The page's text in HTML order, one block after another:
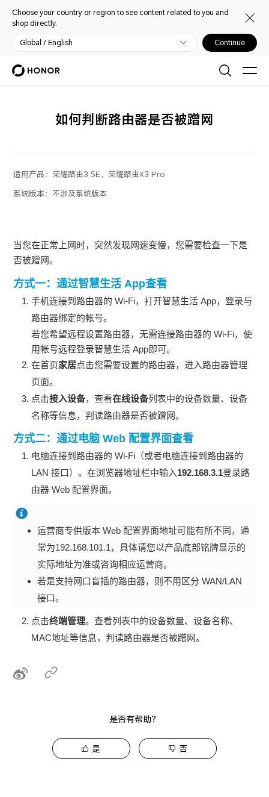
Choose your country or region to see content related to you and
shop directly.
Global / English Continue
如何判断路由器是否被蹭网
适用产品： 荣耀路由3 SE，荣耀路由X3 Pro
系统版本：不涉及系统版本
当您在正常上网时，突然发现网速变慢，您需要检查一下是
否被蹭网。
方式一：通过智慧生活 App查看
手机连接到路由器的 Wi-Fi，打开智慧生活 App，登录与
路由器绑定的帐号。
若您希望远程设置路由器，无需连接路由器的 Wi-Fi，使
用帐号远程登录智慧生活 App即可。
在首页家居点击您需要设置的路由器，进入路由器管理
页面。
点击接入设备，查看在线设备列表中的设备数量、设备
名称等信息，判读路由器是否被蹭网。
方式二：通过电脑 Web 配置界面查看
电脑连接到路由器的 Wi-Fi（或者电脑连接到路由器的
LAN 接口）。在浏览器地址栏中输入192.168.3.1登录路
由器 Web 配置界面。
运营商专供版本 Web 配置界面地址可能有所不同，通
常为192.168.101.1，具体请您以产品底部铭牌显示的
实际地址为准或咨询相应运营商。
若是支持网口盲插的路由器，则不用区分 WAN/LAN
接口。
点击终端管理。查看列表中的设备数量、设备名称、
MAC地址等信息，判读路由器是否被蹭网。
是否有帮助？
是 否